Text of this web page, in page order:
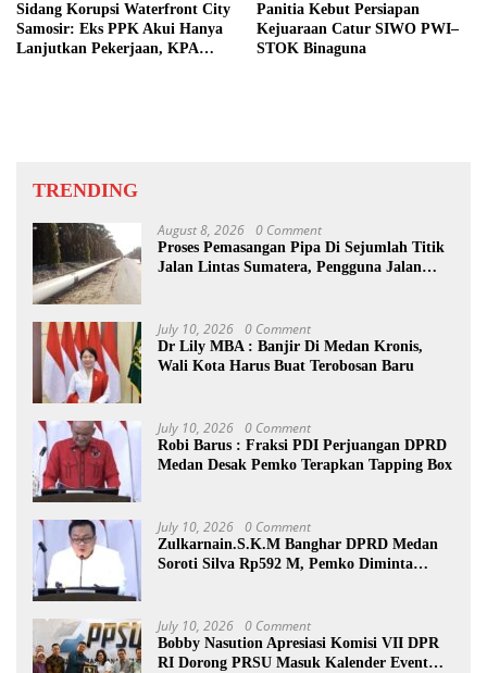
Sidang Korupsi Waterfront City
Samosir: Eks PPK Akui Hanya
Lanjutkan Pekerjaan, KPA
Panitia Kebut Persiapan
Kejuaraan Catur SIWO PWI–
STOK Binaguna
TRENDING
August 8, 2026 0 Comment
Proses Pemasangan Pipa Di Sejumlah Titik
Jalan Lintas Sumatera, Pengguna Jalan
July 10, 2026 0 Comment
Dr Lily MBA : Banjir Di Medan Kronis,
Wali Kota Harus Buat Terobosan Baru
July 10, 2026 0 Comment
Robi Barus : Fraksi PDI Perjuangan DPRD
Medan Desak Pemko Terapkan Tapping Box
July 10, 2026 0 Comment
Zulkarnain.S.K.M Banghar DPRD Medan
Soroti Silva Rp592 M, Pemko Diminta
July 10, 2026 0 Comment
Bobby Nasution Apresiasi Komisi VII DPR
RI Dorong PRSU Masuk Kalender Event